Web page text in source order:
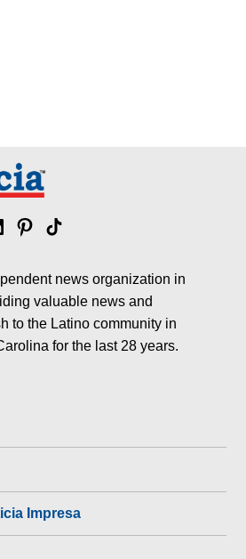
Pinterest
Tik
news organization in
valuable news and
to the Latino community in
for the last 28 years.
Impresa